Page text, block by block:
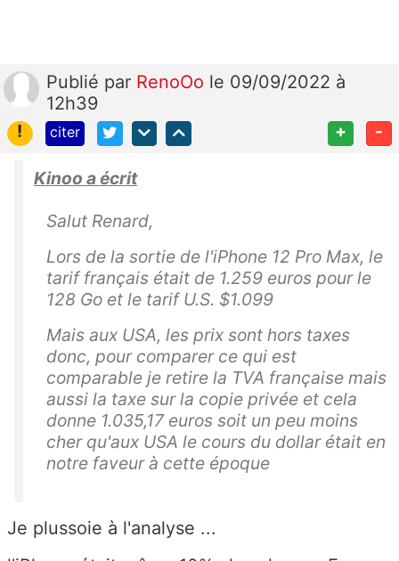
Publié par RenoOo le 09/09/2022 à
12h39
!
citer + -
Kinoo a écrit
Salut Renard,
Lors de la sortie de l'iPhone 12 Pro Max, le
tarif français était de 1.259 euros pour le
128 Go et le tarif U.S. $1.099
Mais aux USA, les prix sont hors taxes
donc, pour comparer ce qui est
comparable je retire la TVA française mais
aussi la taxe sur la copie privée et cela
donne 1.035,17 euros soit un peu moins
cher qu'aux USA le cours du dollar était en
notre faveur à cette époque
Je plussoie à l'analyse ...